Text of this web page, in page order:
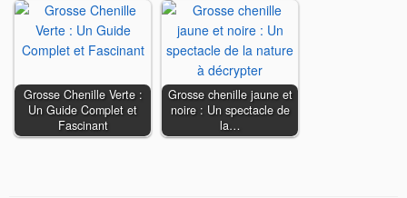
Grosse Chenille Verte :
Un Guide Complet et
Fascinant
Grosse chenille jaune et
noire : Un spectacle de
la…